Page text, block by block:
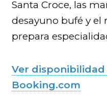
Santa Croce, las
desayuno bufé y el
prepara
Ver disponibilidad
Booking.com